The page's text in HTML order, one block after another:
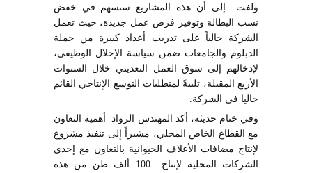
ولفت إلى أن هذه المشاريع ستسهم في خفض
نسب البطالة وتوفير فرص عمل جديدة، حيث تعمل
الشركة حالياً على تدريب أعداد كبيرة من حملة
الدبلوم والجامعات ضمن سياسة الإحلال الوظيفي،
لإدخالهم إلى سوق العمل التعديني خلال السنوات
الأربع المقبلة، تلبيةً لمتطلبات التوسع الإنتاجي القائم
حاليا في الشركة.
وفي ختام حديثه، أكد المهندس الرواد أهمية التعاون
مع القطاع الخاص المحلي، مشيراً إلى تنفيذ مشروع
لإنتاج مضافات الأعلاف الحيوانية بالتعاون مع إحدى
الشركات المحلية لإنتاج 100 ألف طن من هذه